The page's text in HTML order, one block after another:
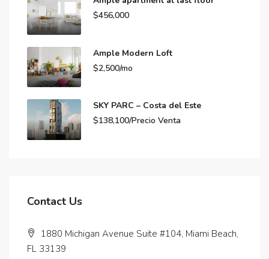
$456,000
Ample Modern Loft
$2,500/mo
SKY PARC – Costa del Este
$138,100/Precio Venta
Contact Us
1880 Michigan Avenue Suite #104, Miami Beach,
FL 33139